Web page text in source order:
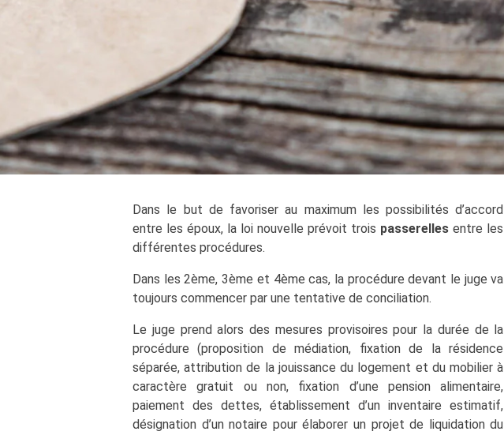
Dans le but de favoriser au maximum les possibilités d’accord
entre les époux, la loi nouvelle prévoit trois passerelles entre les
différentes procédures.
Dans les 2ème, 3ème et 4ème cas, la procédure devant le juge va
toujours commencer par une tentative de conciliation.
Le juge prend alors des mesures provisoires pour la durée de la
procédure (proposition de médiation, fixation de la résidence
séparée, attribution de la jouissance du logement et du mobilier à
caractère gratuit ou non, fixation d’une pension alimentaire,
paiement des dettes, établissement d’un inventaire estimatif,
désignation d’un notaire pour élaborer un projet de liquidation du